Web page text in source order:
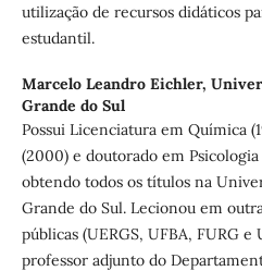
utilização de recursos didáticos
estudantil.
Marcelo Leandro Eichler,
Grande do Sul
Possui Licenciatura em Química
(2000) e doutorado em
obtendo todos os títulos na
Grande do Sul. Lecionou em
públicas (UERGS, UFBA, FURG e
professor adjunto do